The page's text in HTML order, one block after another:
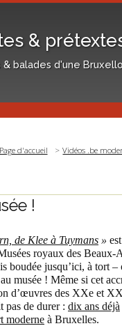
&
balades d'une
Page d'accueil Vidéos .be
!
de Klee à Tuymans »
royaux des Beaux-
boudée jusqu’ici, à tort –
musée ! Même si cet
d’œuvres des XXe et
pas de durer : dix ans déjà
moderne à Bruxelles.